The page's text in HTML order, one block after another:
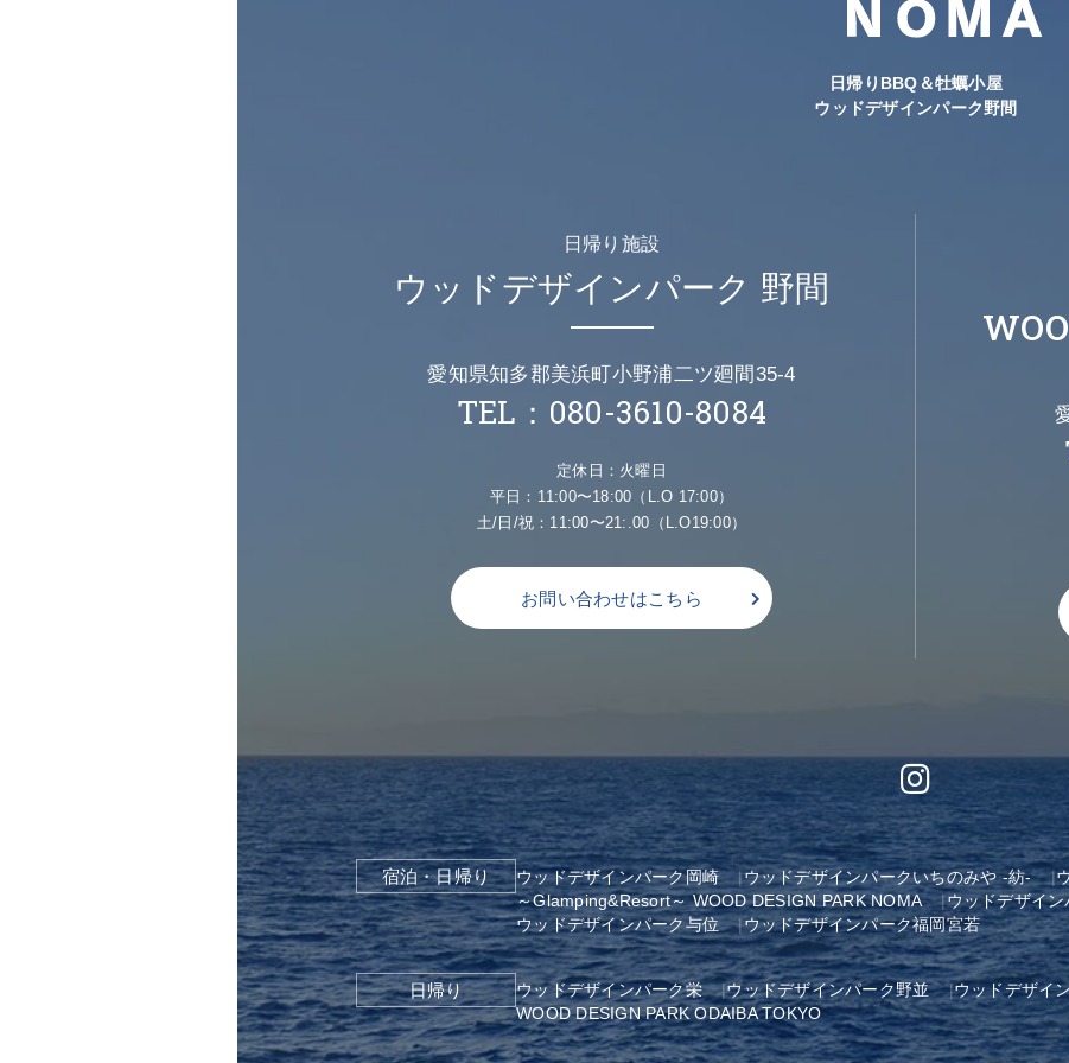
日帰りBBQ＆牡蠣小屋
ウッドデザインパーク野間
日帰り施設
ウッドデザインパーク 野間
愛知県知多郡美浜町小野浦二ツ廻間35-4
TEL：080-3610-8084
定休日：火曜日
平日：11:00〜18:00（L.O 17:00）
土/日/祝：11:00〜21:.00（L.O19:00）
お問い合わせはこちら
宿泊・日帰り ウッドデザインパーク岡崎 ウッドデザインパークいちのみや -紡-
～Glamping&Resort～ WOOD DESIGN PARK NOMA
ウッドデザイ
ウッドデザインパーク与位
ウッドデザインパーク福岡宮若
日帰り ウッドデザインパーク栄 ウッドデザインパーク野並 ウッドデザイ
WOOD DESIGN PARK ODAIBA TOKYO